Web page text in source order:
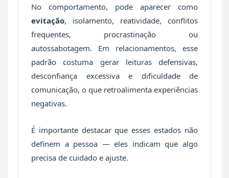
No comportamento, pode aparecer como
evitação, isolamento, reatividade, conflitos
frequentes, procrastinação ou
autossabotagem. Em relacionamentos, esse
padrão costuma gerar leituras defensivas,
desconfiança excessiva e dificuldade de
comunicação, o que retroalimenta experiências
negativas.
É importante destacar que esses estados não
definem a pessoa — eles indicam que algo
precisa de cuidado e ajuste.